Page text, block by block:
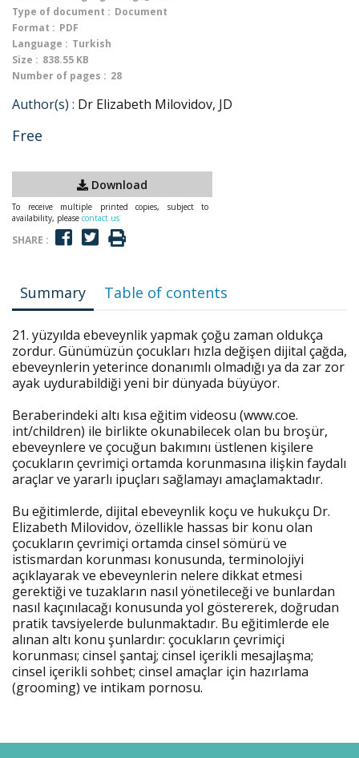
Type of document : Document
Format : PDF
Language : Turkish
Size : 838.55 KB
Number of pages : 28
Author(s) : Dr Elizabeth Milovidov, JD
Free
Download
To receive multiple printed copies, subject to
availability, please contact us
SHARE :
Summary Table of contents
21. yüzyılda ebeveynlik yapmak çoğu zaman oldukça
zordur. Günümüzün çocukları hızla değişen dijital çağda,
ebeveynlerin yeterince donanımlı olmadığı ya da zar zor
ayak uydurabildiği yeni bir dünyada büyüyor.
Beraberindeki altı kısa eğitim videosu (www.coe.
int/children) ile birlikte okunabilecek olan bu broşür,
ebeveynlere ve çocuğun bakımını üstlenen kişilere
çocukların çevrimiçi ortamda korunmasına ilişkin faydalı
araçlar ve yararlı ipuçları sağlamayı amaçlamaktadır.
Bu eğitimlerde, dijital ebeveynlik koçu ve hukukçu Dr.
Elizabeth Milovidov, özellikle hassas bir konu olan
çocukların çevrimiçi ortamda cinsel sömürü ve
istismardan korunması konusunda, terminolojiyi
açıklayarak ve ebeveynlerin nelere dikkat etmesi
gerektiği ve tuzakların nasıl yönetileceği ve bunlardan
nasıl kaçınılacağı konusunda yol göstererek, doğrudan
pratik tavsiyelerde bulunmaktadır. Bu eğitimlerde ele
alınan altı konu şunlardır: çocukların çevrimiçi
korunması; cinsel şantaj; cinsel içerikli mesajlaşma;
cinsel içerikli sohbet; cinsel amaçlar için hazırlama
(grooming) ve intikam pornosu.